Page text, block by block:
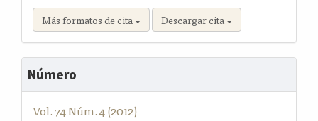
Más formatos de cita Descargar cita
Número
Vol. 74 Núm. 4 (2012)